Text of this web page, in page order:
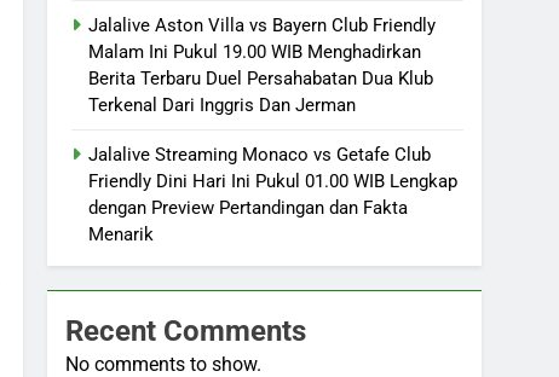
Jalalive Aston Villa vs Bayern Club Friendly
Malam Ini Pukul 19.00 WIB Menghadirkan
Berita Terbaru Duel Persahabatan Dua Klub
Terkenal Dari Inggris Dan Jerman
Jalalive Streaming Monaco vs Getafe Club
Friendly Dini Hari Ini Pukul 01.00 WIB Lengkap
dengan Preview Pertandingan dan Fakta
Menarik
Recent Comments
No comments to show.